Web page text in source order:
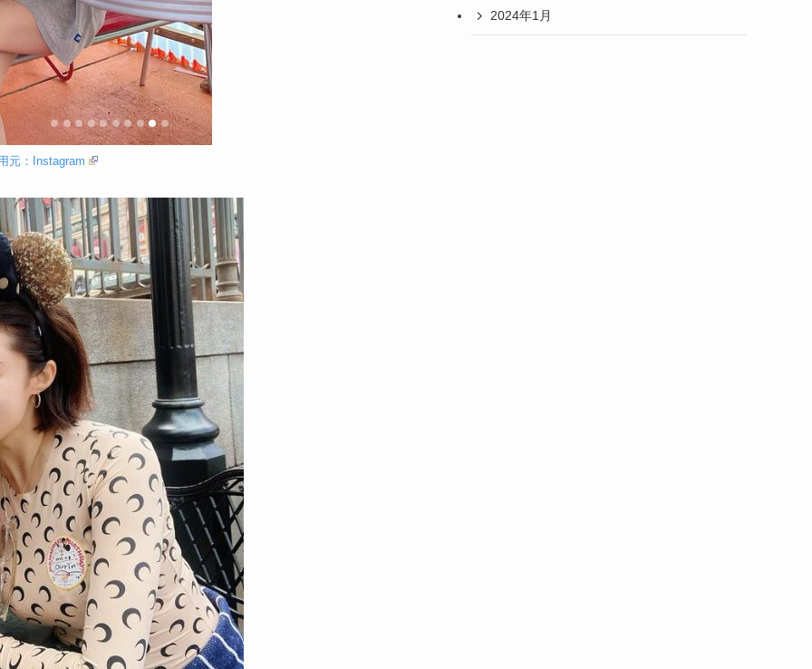
元：Instagram
2024年1月